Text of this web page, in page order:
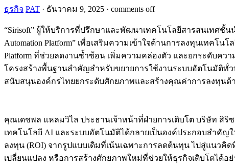
ธุรกิจ PAT · ธันวาคม 9, 2025 · comments off
“Sirisoft” ผู้ให้บริการที่ปรึกษาและพัฒนาเทคโนโลยีสารสนเทศชั้นน
Automation Platform” เพื่อเสริมความเข้าใจด้านการลงทุนเทคโนโ
Platform ที่ช่วยลดงานซ้ำซ้อน เพิ่มความคล่องตัว และยกระดับคว
โครงสร้างพื้นฐานสำคัญสำหรับขยายการใช้งานระบบอัตโนมัติทั่วทั้ง
สนับสนุนองค์กรไทยยกระดับศักยภาพและสร้างคุณค่าการลงทุนด้
คุณเดชพล แหลมวิไล ประธานเจ้าหน้าที่ฝ่ายการเติบโต บริษัท สิ
เทคโนโลยี AI และระบบอัตโนมัติได้กลายเป็นองค์ประกอบสำคั
ลงทุน (ROI) จากรูปแบบเดิมที่เน้นเฉพาะการลดต้นทุน ไปสู่แนว
เปลี่ยนแปลง หรือการสร้างศักยภาพใหม่ที่ช่วยให้ธุรกิจเติบโตได้